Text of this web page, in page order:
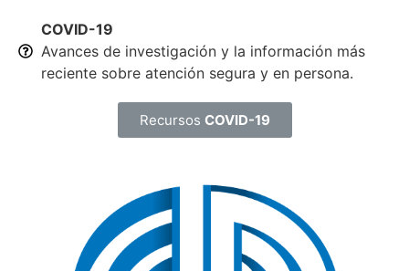
COVID-19
Avances de investigación y la información más
reciente sobre atención segura y en persona.
Recursos COVID-19